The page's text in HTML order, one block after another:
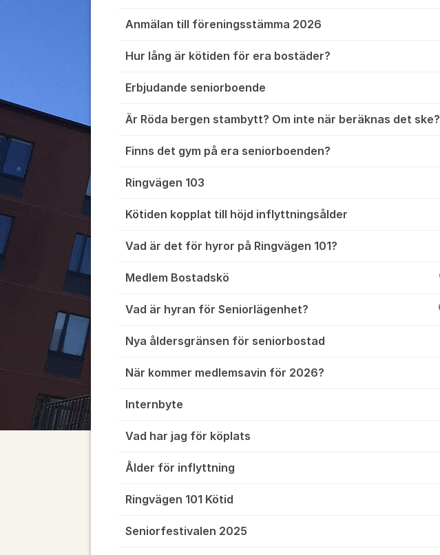
Anmälan till föreningsstämma 2026
Hur lång är kötiden för era bostäder?
Erbjudande seniorboende
Är Röda bergen stambytt? Om inte när beräknas det ske?
Finns det gym på era seniorboenden?
Ringvägen 103
Kötiden kopplat till höjd inflyttningsålder
Vad är det för hyror på Ringvägen 101?
Medlem Bostadskö
Vad är hyran för Seniorlägenhet?
Nya åldersgränsen för seniorbostad
När kommer medlemsavin för 2026?
Internbyte
Vad har jag för köplats
Ålder för inflyttning
Ringvägen 101 Kötid
Seniorfestivalen 2025